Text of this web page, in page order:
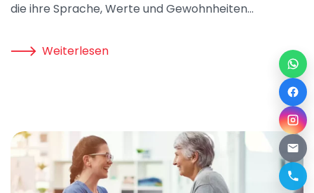
die ihre Sprache, Werte und Gewohnheiten…
Weiterlesen